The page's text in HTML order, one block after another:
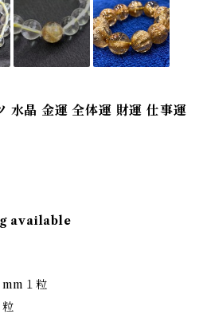
水晶 金運 全体運 財運 仕事運
available
１粒